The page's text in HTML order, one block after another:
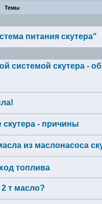
Темы
питания скутера"
системой скутера -
- причины
из маслонасоса
топлива
т масло?